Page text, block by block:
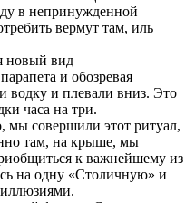
в непринужденной
вермут там, иль
новый вид
и обозревая
водку и плевали вниз. Это
часа на три.
мы совершили этот ритуал,
там, на крыше, мы
к важнейшему из
на одну «Столичную» и